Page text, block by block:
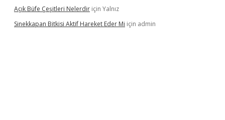
Açık Büfe Çeşitleri Nelerdir için Yalnız
Sinekkapan Bitkisi Aktif Hareket Eder Mi için admin